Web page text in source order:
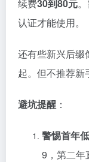
续费30到80元
认证才能使用。
还有些新兴后缀
起。但不推荐新
避坑提醒 ：
警惕首年
9，第二年